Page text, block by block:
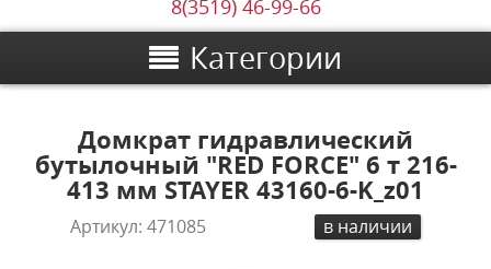
8(3519) 46-99-66
Категории
Домкрат гидравлический
бутылочный "RED FORCE" 6 т 216-
413 мм STAYER 43160-6-K_z01
Артикул:471085 в наличии